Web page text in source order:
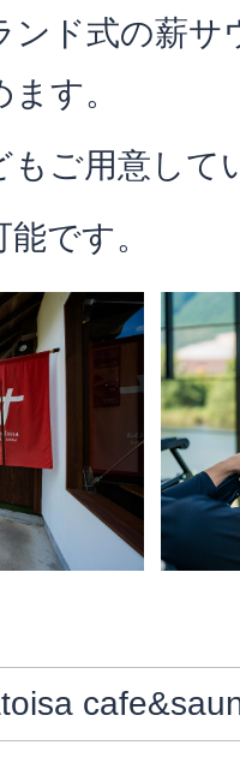
ンド式の薪サ
す。
もご用意して
です。